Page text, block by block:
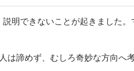
明できないことが起きました。
は諦めず、むしろ奇妙な方向へ